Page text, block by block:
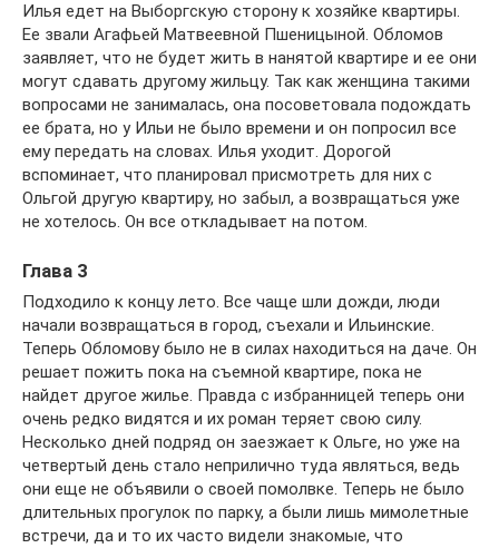
Илья едет на Выборгскую сторону к хозяйке квартиры.
Ее звали Агафьей Матвеевной Пшеницыной. Обломов
заявляет, что не будет жить в нанятой квартире и ее они
могут сдавать другому жильцу. Так как женщина такими
вопросами не занималась, она посоветовала подождать
ее брата, но у Ильи не было времени и он попросил все
ему передать на словах. Илья уходит. Дорогой
вспоминает, что планировал присмотреть для них с
Ольгой другую квартиру, но забыл, а возвращаться уже
не хотелось. Он все откладывает на потом.
Глава 3
Подходило к концу лето. Все чаще шли дожди, люди
начали возвращаться в город, съехали и Ильинские.
Теперь Обломову было не в силах находиться на даче. Он
решает пожить пока на съемной квартире, пока не
найдет другое жилье. Правда с избранницей теперь они
очень редко видятся и их роман теряет свою силу.
Несколько дней подряд он заезжает к Ольге, но уже на
четвертый день стало неприлично туда являться, ведь
они еще не объявили о своей помолвке. Теперь не было
длительных прогулок по парку, а были лишь мимолетные
встречи, да и то их часто видели знакомые, что